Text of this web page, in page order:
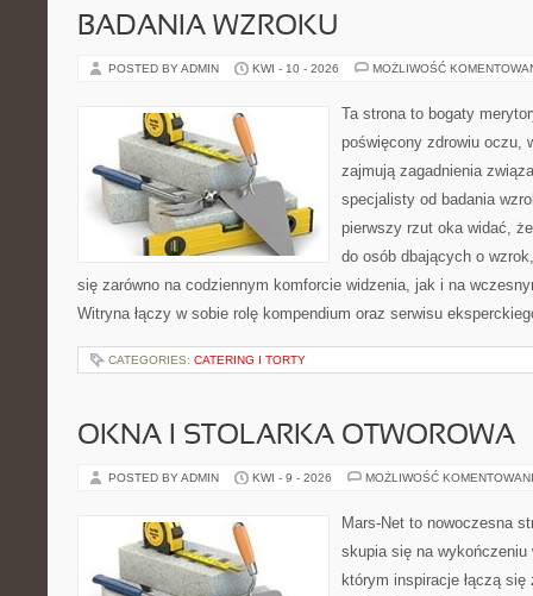
BADANIA WZROKU
POSTED BY ADMIN KWI - 10 - 2026 MOŻLIWOŚĆ
Ta strona to bogaty
poświęcony zdrowiu oczu,
zajmują zagadnienia
specjalisty od badania
pierwszy rzut oka widać,
do osób dbających o
się zarówno na codziennym komforcie widzenia, jak i na
Witryna łączy w sobie rolę kompendium oraz serwisu
CATEGORIES: CATERING I TORTY
OKNA I STOLARKA OTWOROWA
POSTED BY ADMIN KWI - 9 - 2026 MOŻLIWOŚĆ
Mars-Net to nowoczesna
skupia się na
którym inspiracje łączą